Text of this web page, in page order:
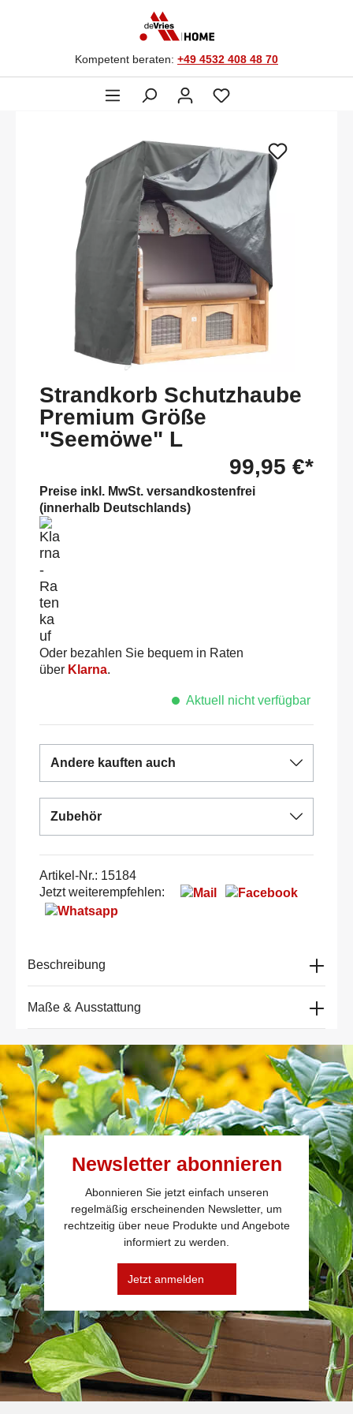
Kompetent beraten: +49 4532 408 48 70
Strandkorb Schutzhaube
Premium Größe
"Seemöwe" L
99,95 €*
Preise inkl. MwSt. versandkostenfrei
(innerhalb Deutschlands)
Oder bezahlen Sie bequem in Raten
über Klarna.
Aktuell nicht verfügbar
Andere kauften auch
Zubehör
Artikel-Nr.: 15184
Jetzt weiterempfehlen:
Beschreibung
Maße & Ausstattung
Newsletter abonnieren
Abonnieren Sie jetzt einfach unseren
regelmäßig erscheinenden Newsletter, um
rechtzeitig über neue Produkte und Angebote
informiert zu werden.
Jetzt anmelden